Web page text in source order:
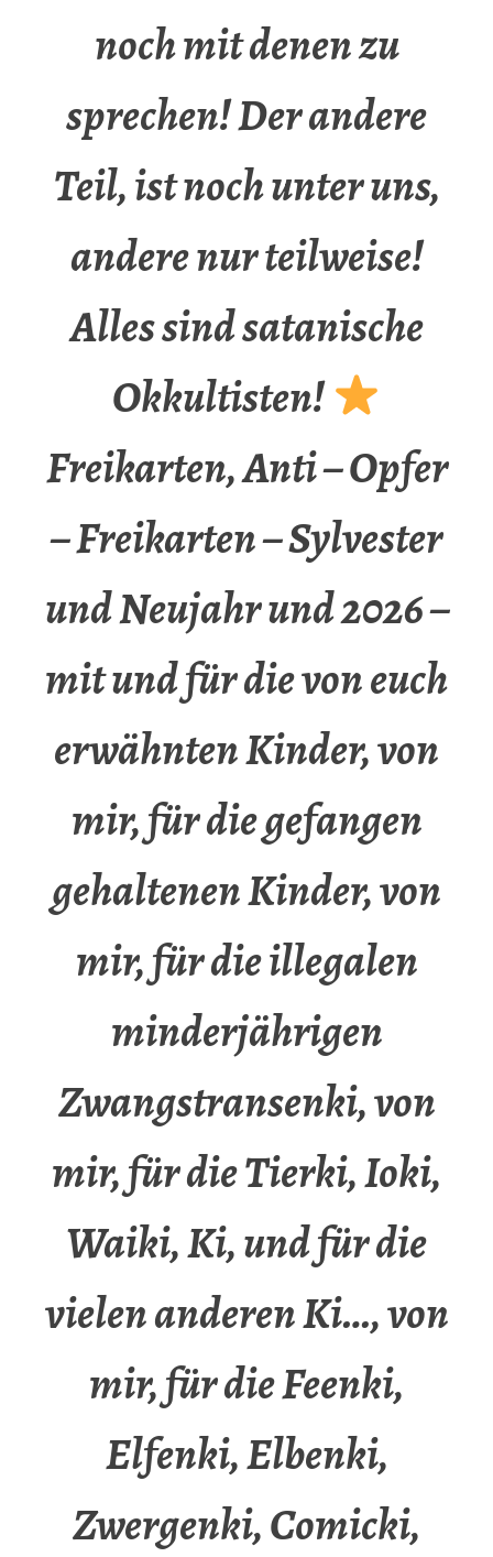
noch mit denen zu
sprechen! Der andere
Teil, ist noch unter uns,
andere nur teilweise!
Alles sind satanische
Okkultisten!
Freikarten, Anti – Opfer
– Freikarten – Sylvester
und Neujahr und 2026 –
mit und für die von euch
erwähnten Kinder, von
mir, für die gefangen
gehaltenen Kinder, von
mir, für die illegalen
minderjährigen
Zwangstransenki, von
mir, für die Tierki, Ioki,
Waiki, Ki, und für die
vielen anderen Ki…, von
mir, für die Feenki,
Elfenki, Elbenki,
Zwergenki, Comicki,